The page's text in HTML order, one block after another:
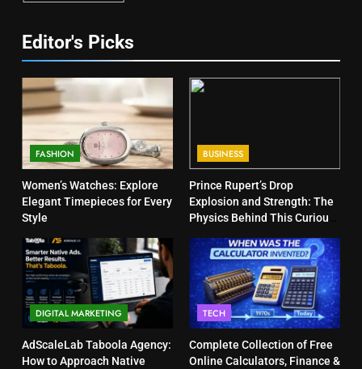
Editor's Picks
FASHION
Women’s Watches: Explore
Elegant Timepieces for Every
Style
BUSINESS
Prince Rupert’s Drop
Explosion and Strength: The
Physics Behind This Curious
DIGITAL MARKETING
AdScaleLab Taboola Agency:
How to Approach Native
TECH
Complete Collection of Free
Online Calculators, Finance &